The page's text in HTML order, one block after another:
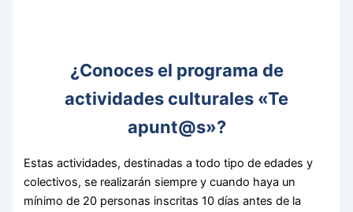
¿Conoces el programa de
actividades culturales «Te
apunt@s»?
Estas actividades, destinadas a todo tipo de edades y
colectivos, se realizarán siempre y cuando haya un
mínimo de 20 personas inscritas 10 días antes de la